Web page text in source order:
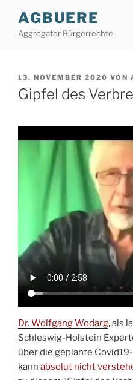
Inhalt
springen
AGBUERE
Aggregator Bürgerrechte
VERÖFFENTLICHT
AM
13. NOVEMBER 2020 VON
Gipfel des
Dr. Wolfgang Wodarg, als
Schleswig-Holstein
über die geplante
kann absolut nicht